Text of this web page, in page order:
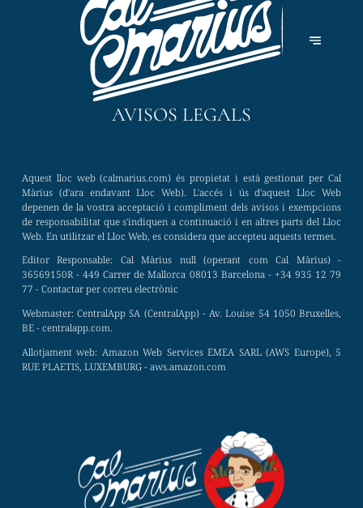
AVISOS LEGALS
Aquest lloc web (calmarius.com) és propietat i està gestionat per Cal
Màrius (d'ara endavant Lloc Web). L'accés i ús d'aquest Lloc Web
depenen de la vostra acceptació i compliment dels avisos i exempcions
de responsabilitat que s'indiquen a continuació i en altres parts del Lloc
Web. En utilitzar el Lloc Web, es considera que accepteu aquests termes.
Editor Responsable: Cal Màrius null (operant com Cal Màrius) -
36569150R - 449 Carrer de Mallorca 08013 Barcelona - +34 935 12 79
77 -Contactar per correu electrònic
Webmaster:CentralApp SA (CentralApp) - Av. Louise 54 1050 Bruxelles,
BE - centralapp.com.
Allotjament web: Amazon Web Services EMEA SARL (AWS Europe), 5
RUE PLAETIS, LUXEMBURG - aws.amazon.com